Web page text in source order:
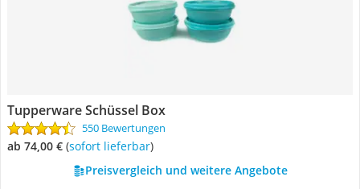
Tupperware Schüssel Box
550 Bewertungen
ab 74,00 € ( Sofort lieferbar)
Preisvergleich und weitere Angebote